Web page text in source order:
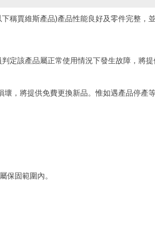
稱賈維斯產品)產品性能良好及零件完整，
定該產品屬正常使用情況下發生故障，將
，將提供免費更換新品。惟如遇產品停產
保固範圍內。
加入 JARVIS VIP